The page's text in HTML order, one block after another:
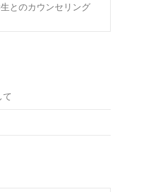
とのカウンセリング
て